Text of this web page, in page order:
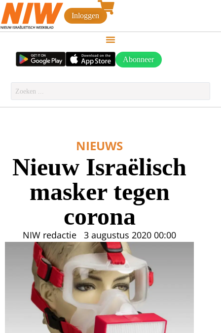
Inloggen
Abonneer
NIEUWS
Nieuw Israëlisch
masker tegen
corona
NIW redactie 3 augustus 2020 00:00